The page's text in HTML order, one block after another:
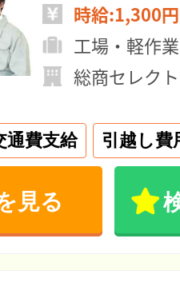
時給:1,300
工場・軽作業
総商セレク
通費支給 引越し費
見る